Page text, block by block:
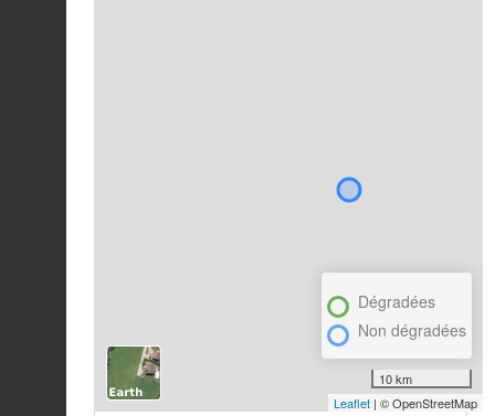
Dégradées
Non dégradées
10 km
Leaflet | © OpenStreetMap